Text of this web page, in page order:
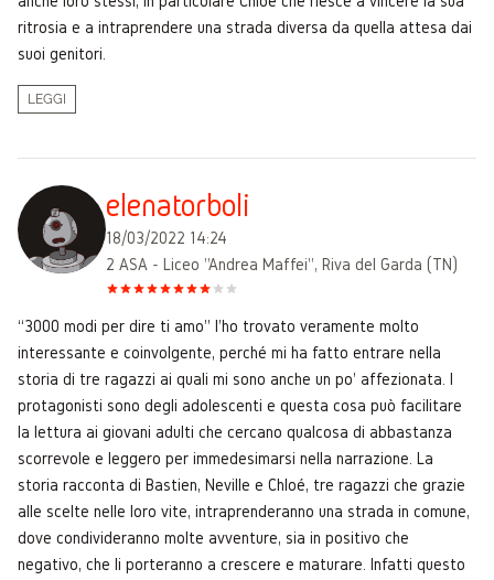
ritrosia e a intraprendere una strada diversa da quella attesa dai
suoi genitori.
LEGGI
elenatorboli
18/03/2022 14:24
2 ASA - Liceo "Andrea Maffei", Riva del Garda (TN)
“3000 modi per dire ti amo” l'ho trovato veramente molto
interessante e coinvolgente, perché mi ha fatto entrare nella
storia di tre ragazzi ai quali mi sono anche un po' affezionata. I
protagonisti sono degli adolescenti e questa cosa può facilitare
la lettura ai giovani adulti che cercano qualcosa di abbastanza
scorrevole e leggero per immedesimarsi nella narrazione. La
storia racconta di Bastien, Neville e Chloé, tre ragazzi che grazie
alle scelte nelle loro vite, intraprenderanno una strada in comune,
dove condivideranno molte avventure, sia in positivo che
negativo, che li porteranno a crescere e maturare. Infatti questo